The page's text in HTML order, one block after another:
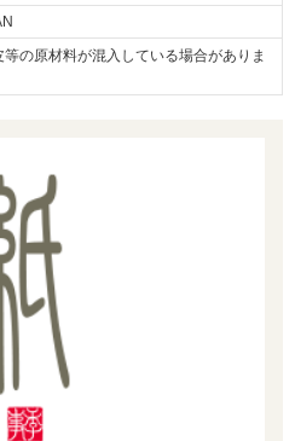
等の原材料が混入している場合がありま